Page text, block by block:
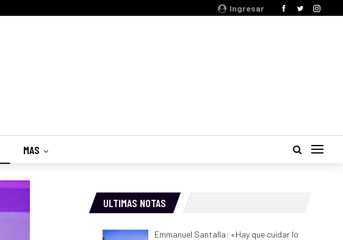
Ingresar
MAS
ULTIMAS NOTAS
Emmanuel Santalla: «Hay que cuidar lo